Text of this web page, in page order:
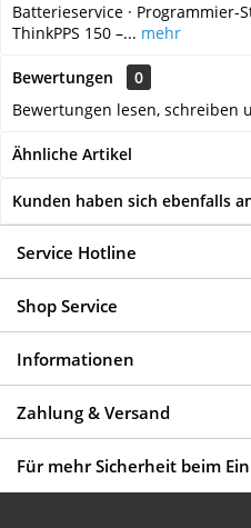
Batterieservice · Programmier-
ThinkPPS 150 –... mehr
Bewertungen
0
Bewertungen lesen, schreiben
Ähnliche Artikel
Kunden haben sich ebenfalls
Service Hotline
Shop Service
Informationen
Zahlung & Versand
Für mehr Sicherheit beim